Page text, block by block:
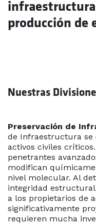
producción de
Nuestras
Preservación de
de Infraestructura se
activos civiles
penetrantes
modifican
nivel molecular. Al
integridad
a los propietarios de
significativamente
requieren mucha